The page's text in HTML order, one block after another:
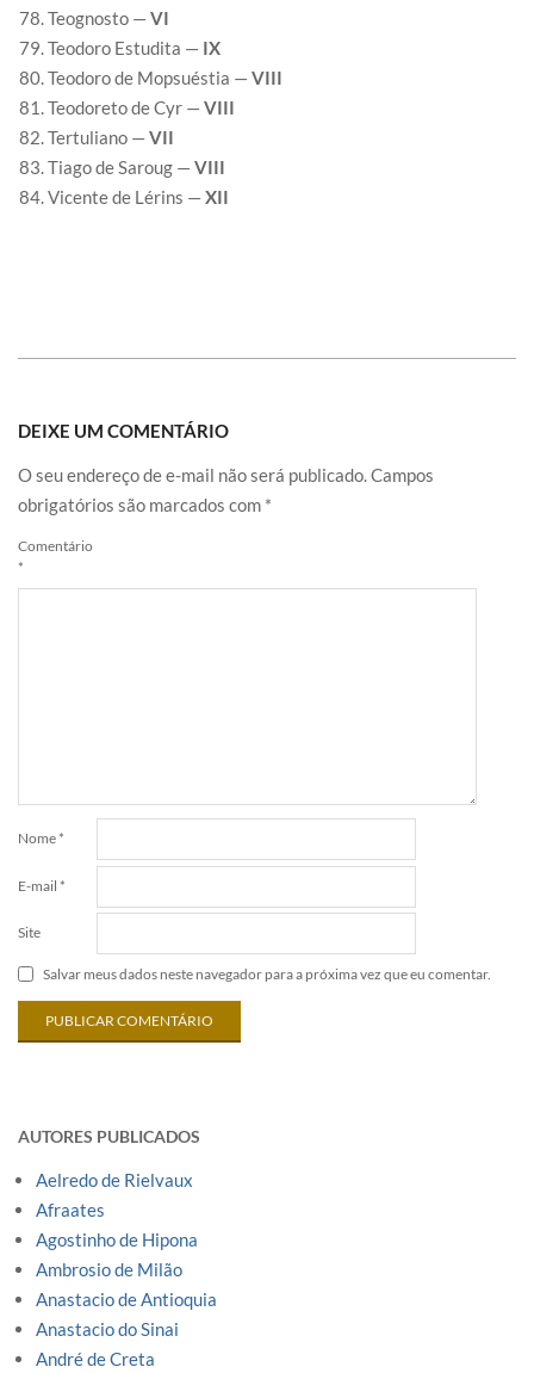
Teognosto — VI
Teodoro Estudita — IX
Teodoro de Mopsuéstia — VIII
Teodoreto de Cyr — VIII
Tertuliano — VII
Tiago de Saroug — VIII
Vicente de Lérins — XII
DEIXE UM COMENTÁRIO
O seu endereço de e-mail não será publicado.Campos
obrigatórios são marcados com *
Comentário
*
Nome *
E-mail *
Site
Salvar meus dados neste navegador para a próxima vez que eu comentar.
AUTORES PUBLICADOS
Aelredo de Rielvaux
Afraates
Agostinho de Hipona
Ambrosio de Milão
Anastacio de Antioquia
Anastacio do Sinai
André de Creta